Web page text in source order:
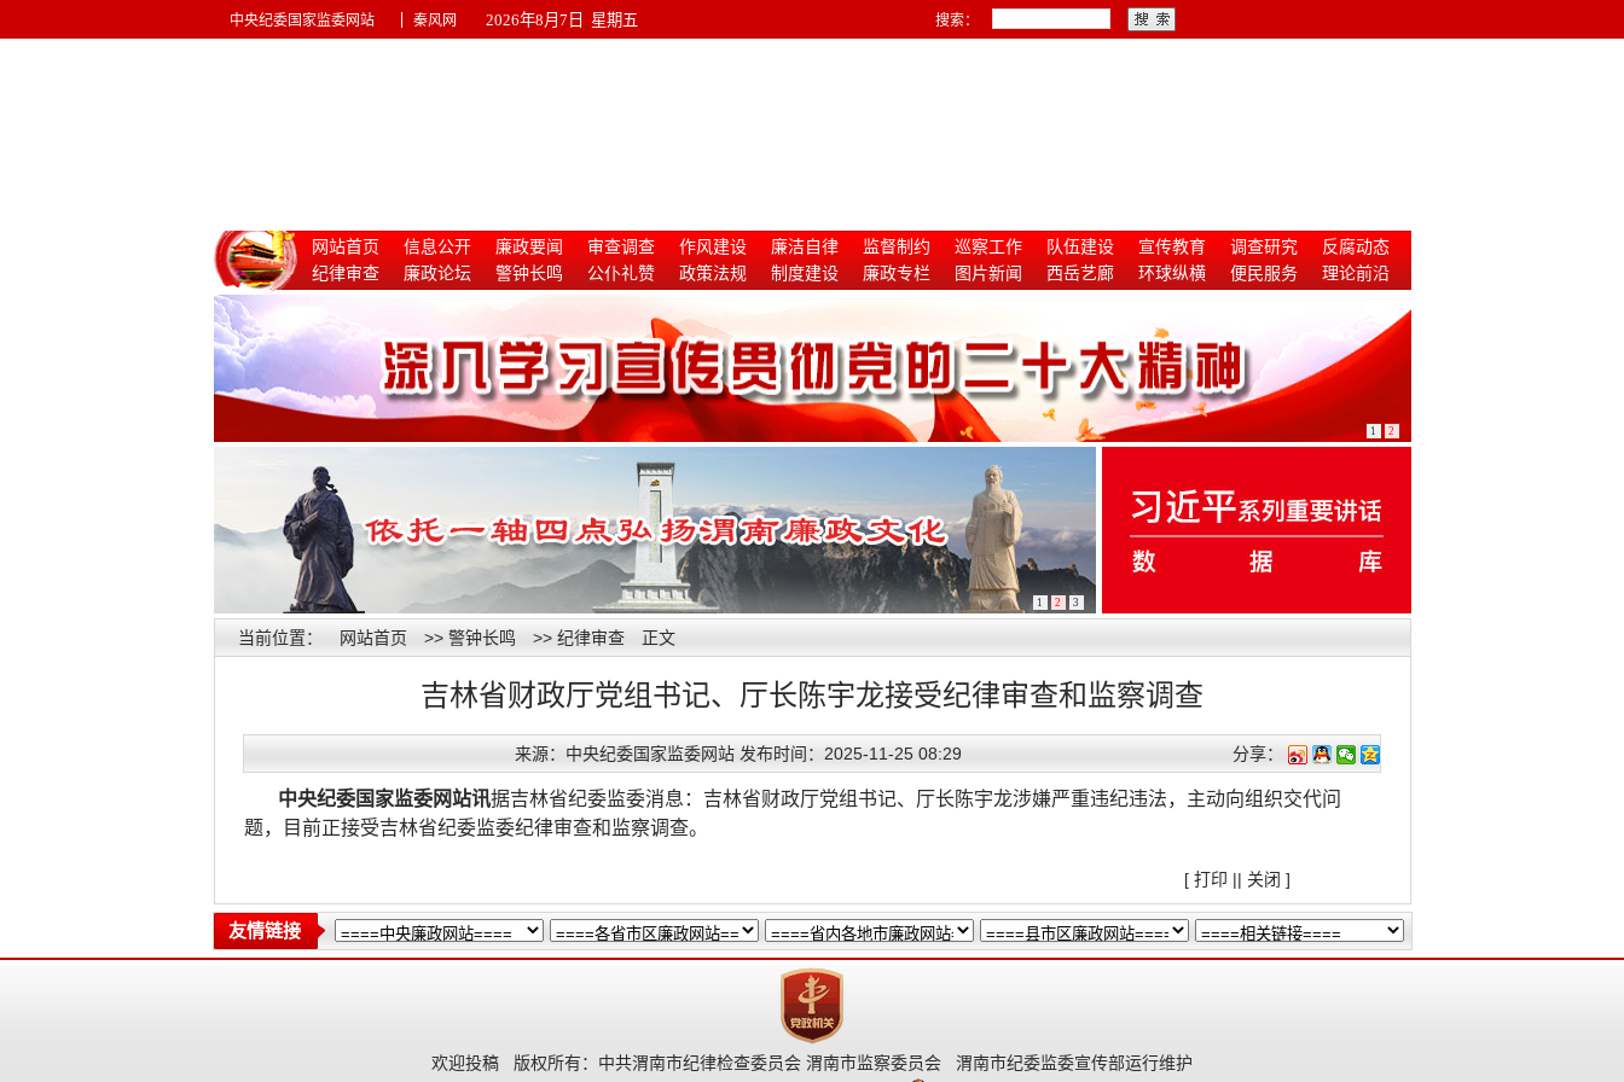
中央纪委国家监委网站 秦风网 2026年8月7日 星期五 搜索：
网站首页 信息公开 廉政要闻 审查调查 作风建设 廉洁自律 监督制约 巡察工作 队伍建设 宣传教育 调查研究
反腐动态
纪律审查
廉政论坛 警钟长鸣 公仆礼赞 政策法规 制度建设 廉政专栏 图片新闻 西岳艺廊 环球纵横 便民服务
理论前沿
1 2
1 2 3
当前位置： 网站首页 >> 警钟长鸣 >> 纪律审查 正文
吉林省财政厅党组书记、厅长陈宇龙接受纪律审查和监察调查
来源：中央纪委国家监委网站 发布时间：2025-11-25 08:29 分享：
中央纪委国家监委网站讯据吉林省纪委监委消息：吉林省财政厅党组书记、厅长陈宇龙涉嫌严重违纪违法，主动向组织交代问
题，目前正接受吉林省纪委监委纪律审查和监察调查。
[ 打印 || 关闭 ]
友情链接
欢迎投稿 版权所有：中共渭南市纪律检查委员会 渭南市监察委员会 渭南市纪委监委宣传部运行维护